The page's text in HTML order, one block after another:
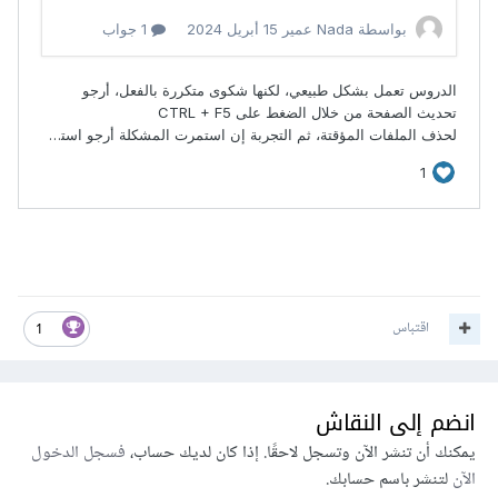
1 اقتباس
انضم إلى النقاش
يمكنك أن تنشر الآن وتسجل لاحقًا. إذا كان لديك حساب،فسجل الدخول
الآنلتنشر باسم حسابك.